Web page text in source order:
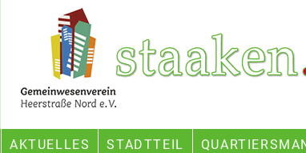
Ein Projekt des Gemeinwesenvereins Heerstraße Nord
AKTUELLES STADTTEIL